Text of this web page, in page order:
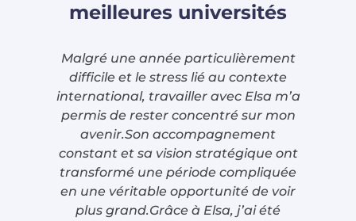
meilleures universités
Malgré une année particulièrement
difficile et le stress lié au contexte
international, travailler avec Elsa m’a
permis de rester concentré sur mon
avenir.Son accompagnement
constant et sa vision stratégique ont
transformé une période compliquée
en une véritable opportunité de voir
plus grand.Grâce à Elsa, j’ai été